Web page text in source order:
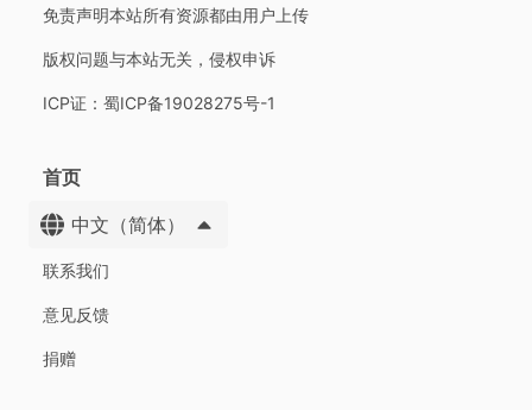
免责声明本站所有资源都由用户上传
版权问题与本站无关，侵权申诉
ICP证：蜀ICP备19028275号-1
首页
中文（简体）
联系我们
意见反馈
捐赠